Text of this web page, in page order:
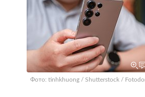
Фото: tinhkhuong / Shutterstock /